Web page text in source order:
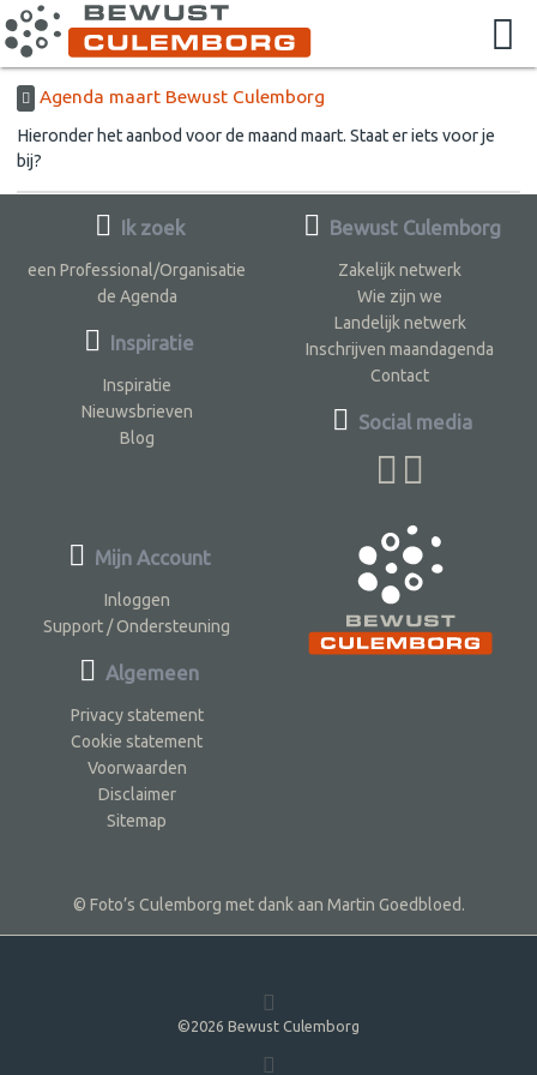
Agenda maart Bewust Culemborg
Hieronder het aanbod voor de maand maart. Staat er iets voor je
bij?
Ik zoek
een Professional/Organisatie
de Agenda
Inspiratie
Inspiratie
Nieuwsbrieven
Blog
Bewust Culemborg
Zakelijk netwerk
Wie zijn we
Landelijk netwerk
Inschrijven maandagenda
Contact
Social media
Mijn Account
Inloggen
Support / Ondersteuning
Algemeen
Privacy statement
Cookie statement
Voorwaarden
Disclaimer
Sitemap
© Foto’s Culemborg met dank aan Martin Goedbloed.
©2026 Bewust Culemborg